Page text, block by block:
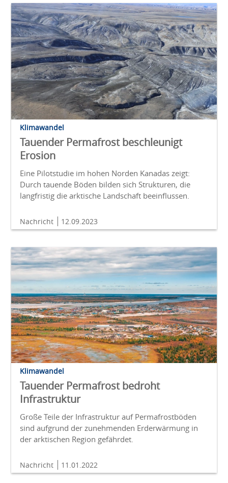
Klimawandel
Tauender Permafrost beschleunigt
Erosion
Eine Pilotstudie im hohen Norden Kanadas zeigt:
Durch tauende Böden bilden sich Strukturen, die
langfristig die arktische Landschaft beeinflussen.
Nachricht 12.09.2023
Klimawandel
Tauender Permafrost bedroht
Infrastruktur
Große Teile der Infrastruktur auf Permafrostböden
sind aufgrund der zunehmenden Erderwärmung in
der arktischen Region gefährdet.
Nachricht 11.01.2022